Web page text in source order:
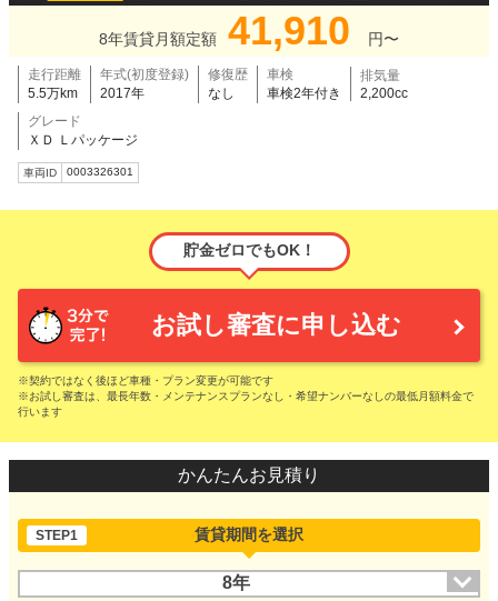
8年賃貸月額定額 41,910 円〜
走行距離
5.5万km
年式(初度登録)
2017年
修復歴
なし
車検
車検2年付き
排気量
2,200cc
グレード
ＸＤ Ｌパッケージ
車両ID 0003326301
貯金ゼロでもOK！
お試し審査に申し込む
※契約ではなく後ほど車種・プラン変更が可能です
※お試し審査は、最長年数・メンテナンスプランなし・希望ナンバーなしの最低月額料金で
行います
かんたんお見積り
STEP1 賃貸期間を選択
8年